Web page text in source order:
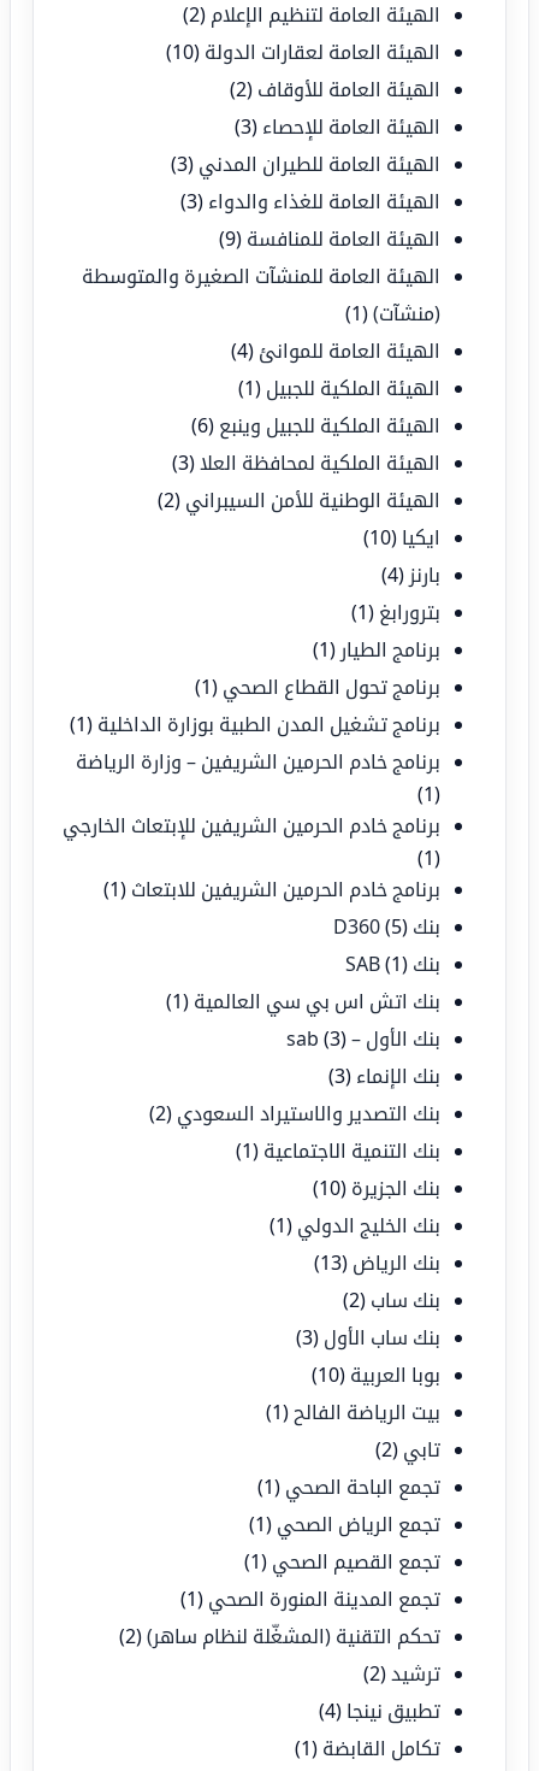
الهيئة العامة لتنظيم الإعلام (2)
الهيئة العامة لعقارات الدولة (10)
الهيئة العامة للأوقاف (2)
الهيئة العامة للإحصاء (3)
الهيئة العامة للطيران المدني (3)
الهيئة العامة للغذاء والدواء (3)
الهيئة العامة للمنافسة (9)
الهيئة العامة للمنشآت الصغيرة والمتوسطة
(منشآت)(1)
الهيئة العامة للموانئ (4)
الهيئة الملكية للجبيل (1)
الهيئة الملكية للجبيل وينبع (6)
الهيئة الملكية لمحافظة العلا(3)
الهيئة الوطنية للأمن السيبراني (2)
ايكيا (10)
بارنز (4)
بترورابغ (1)
برنامج الطيار (1)
برنامج تحول القطاع الصحي (1)
برنامج تشغيل المدن الطبية بوزارة الداخلية (1)
برنامج خادم الحرمين الشريفين – وزارة الرياضة
(1)
برنامج خادم الحرمين الشريفين للإبتعاث الخارجي
(1)
برنامج خادم الحرمين الشريفين للابتعاث (1)
بنك D360 (5)
بنك SAB (1)
بنك اتش اس بي سي العالمية (1)
بنك الأول – sab(3)
بنك الإنماء (3)
بنك التصدير والاستيراد السعودي (2)
بنك التنمية الاجتماعية (1)
بنك الجزيرة (10)
بنك الخليج الدولي (1)
بنك الرياض (13)
بنك ساب (2)
بنك ساب الأول (3)
بوبا العربية (10)
بيت الرياضة الفالح (1)
تابي (2)
تجمع الباحة الصحي (1)
تجمع الرياض الصحي (1)
تجمع القصيم الصحي (1)
تجمع المدينة المنورة الصحي (1)
تحكم التقنية (المشغّلة لنظام ساهر)(2)
ترشيد(2)
تطبيق نينجا (4)
تكامل القابضة (1)